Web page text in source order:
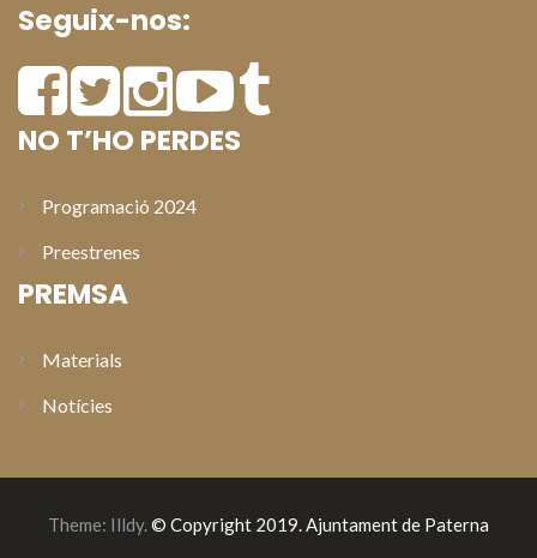
Seguix-nos:
NO T’HO PERDES
Programació 2024
Preestrenes
PREMSA
Materials
Notícies
Theme: Illdy.© Copyright 2019. Ajuntament de Paterna